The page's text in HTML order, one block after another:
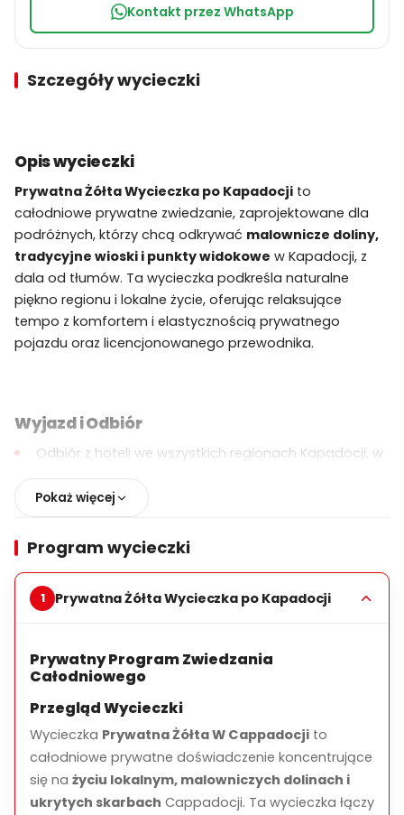
Szczegóły wycieczki
Opis wycieczki
Prywatna Żółta Wycieczka po Kapadocji to
całodniowe prywatne zwiedzanie, zaprojektowane dla
podróżnych, którzy chcą odkrywać malownicze doliny,
tradycyjne wioski i punkty widokowe w Kapadocji, z
dala od tłumów. Ta wycieczka podkreśla naturalne
piękno regionu i lokalne życie, oferując relaksujące
tempo z komfortem i elastycznością prywatnego
pojazdu oraz licencjonowanego przewodnika.
Wyjazd i Odbiór
Odbiór z hoteli we wszystkich regionach Kapadocji, w
tym z Göreme, Ürgüp, Uçhisar, Avanos, Ortahisar i
okolic
Elastyczny czas wyjazdu zgodnie z preferencjami
gości
Zamek Uçhisar (Panoramiczny Widok)
Przystanek fotograficzny w najwyższym punkcie
Kapadocji z zachwycającymi widokami
Dolina Gołębia
Krótki spacer przez dolinę z widokiem na gołębniki
wyciosane w klifach.
Pokaż więcej
Program wycieczki
Prywatna Żółta Wycieczka po Kapadocji
Prywatny Program Zwiedzania
Całodniowego
Przegląd Wycieczki
Wycieczka Prywatna Żółta W Cappadocji to
całodniowe prywatne doświadczenie koncentrujące
się na życiu lokalnym, malowniczych dolinach i
ukrytych skarbach Cappadocji. Ta wycieczka łączy
Kontakt przez WhatsApp